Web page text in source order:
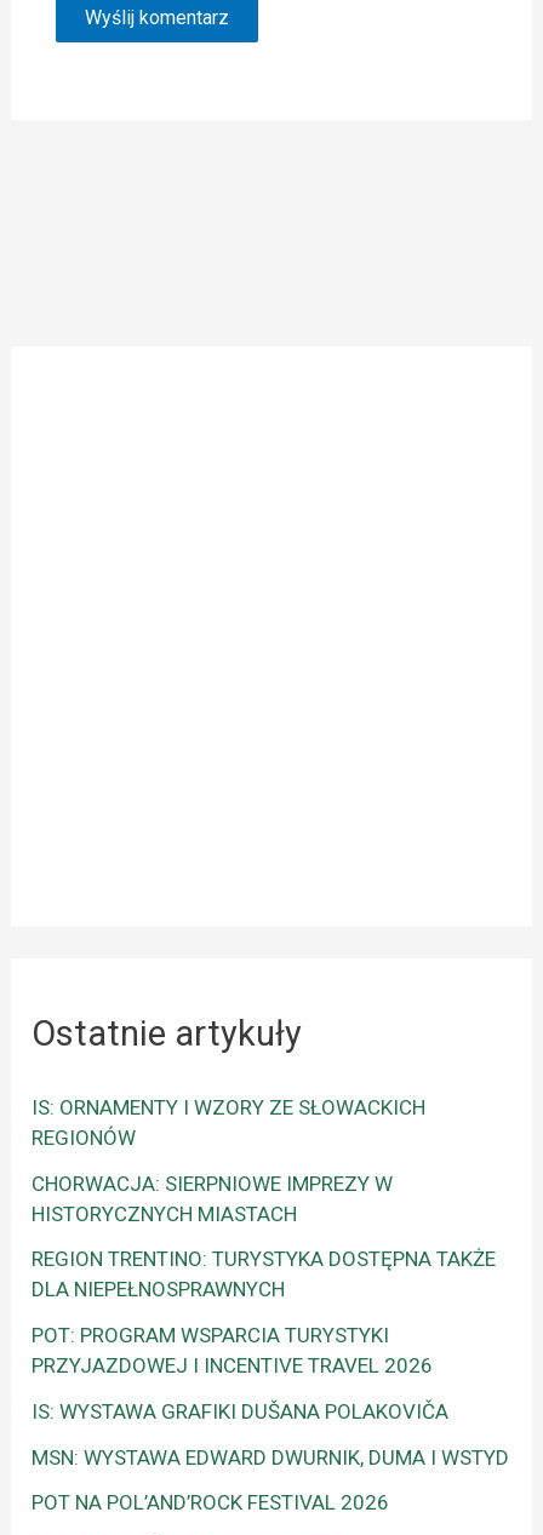
Ostatnie artykuły
IS: ORNAMENTY I WZORY ZE SŁOWACKICH
REGIONÓW
CHORWACJA: SIERPNIOWE IMPREZY W
HISTORYCZNYCH MIASTACH
REGION TRENTINO: TURYSTYKA DOSTĘPNA TAKŻE
DLA NIEPEŁNOSPRAWNYCH
POT: PROGRAM WSPARCIA TURYSTYKI
PRZYJAZDOWEJ I INCENTIVE TRAVEL 2026
IS: WYSTAWA GRAFIKI DUŠANA POLAKOVIČA
MSN: WYSTAWA EDWARD DWURNIK, DUMA I WSTYD
POT NA POL’AND’ROCK FESTIVAL 2026